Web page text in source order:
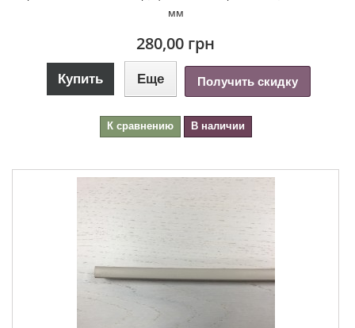
мм
280,00 грн
Купить Еще Получить скидку
К сравнению В наличии